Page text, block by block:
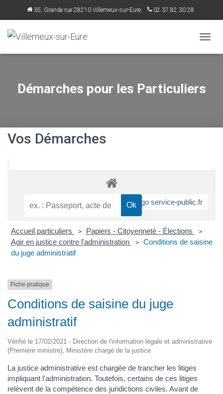
35, Grande rue 28210 Villemeux-sur-Eure 02.37.82.30.28
É
E
N
Démarches pour les Particuliers
Vos Démarches
Accueil particuliers > Papiers - Citoyenneté - Élections >
Agir en justice contre l'administration > Conditions de saisine
du juge administratif
Fiche pratique
Conditions de saisine du juge
administratif
Vérifié le 17/02/2021 - Direction de l'information légale et administrative
(Première ministre), Ministère chargé de la justice
La justice administrative est chargée de trancher les litiges
impliquant l'administration. Toutefois, certains de ces litiges
relèvent de la compétence des juridictions civiles. Avant de